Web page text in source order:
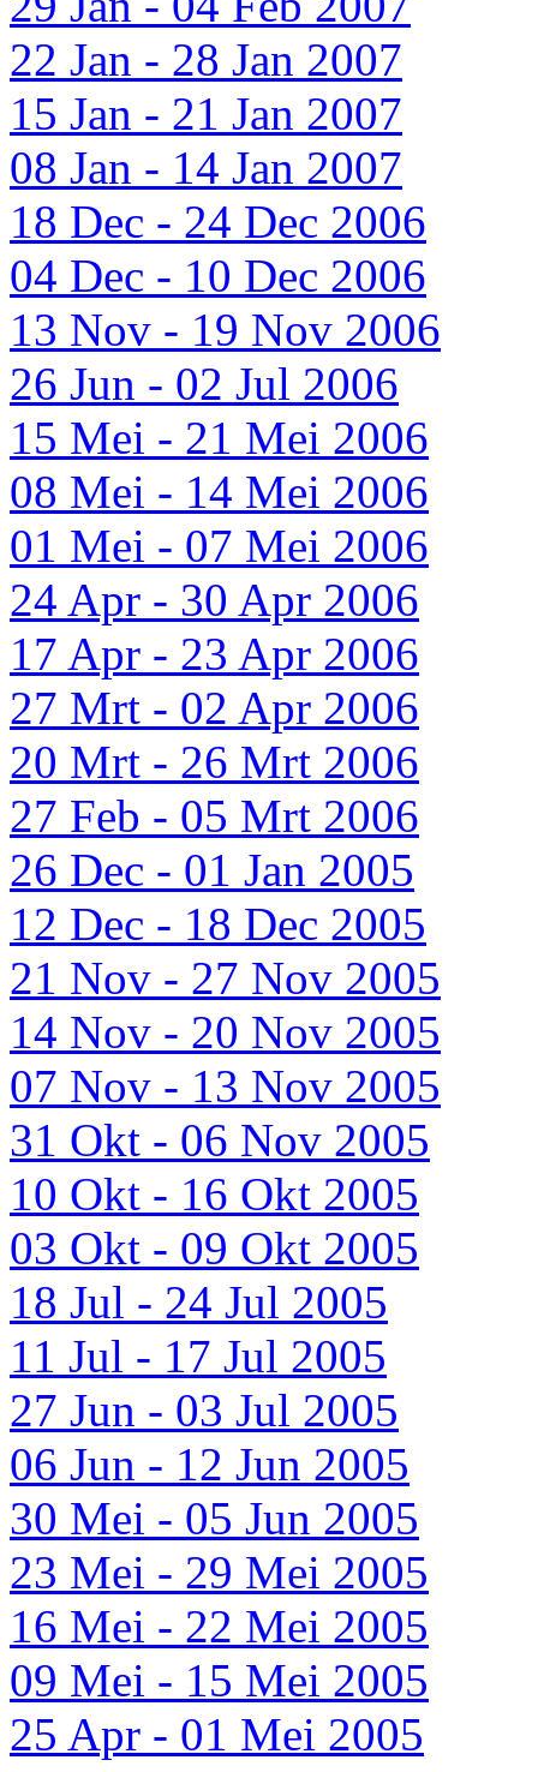
22 Jan - 28 Jan 2007
15 Jan - 21 Jan 2007
08 Jan - 14 Jan 2007
18 Dec - 24 Dec 2006
04 Dec - 10 Dec 2006
13 Nov - 19 Nov 2006
26 Jun - 02 Jul 2006
15 Mei - 21 Mei 2006
08 Mei - 14 Mei 2006
01 Mei - 07 Mei 2006
24 Apr - 30 Apr 2006
17 Apr - 23 Apr 2006
27 Mrt - 02 Apr 2006
20 Mrt - 26 Mrt 2006
27 Feb - 05 Mrt 2006
26 Dec - 01 Jan 2005
12 Dec - 18 Dec 2005
21 Nov - 27 Nov 2005
14 Nov - 20 Nov 2005
07 Nov - 13 Nov 2005
31 Okt - 06 Nov 2005
10 Okt - 16 Okt 2005
03 Okt - 09 Okt 2005
18 Jul - 24 Jul 2005
11 Jul - 17 Jul 2005
27 Jun - 03 Jul 2005
06 Jun - 12 Jun 2005
30 Mei - 05 Jun 2005
23 Mei - 29 Mei 2005
16 Mei - 22 Mei 2005
09 Mei - 15 Mei 2005
25 Apr - 01 Mei 2005